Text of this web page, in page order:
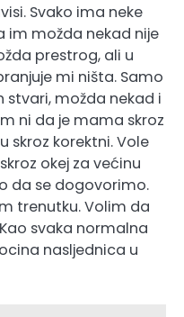
Svako ima neke
im možda nekad nije
prestrog, ali u
mi ništa. Samo
možda nekad i
ni da je mama skroz
skroz korektni. Vole
okej za većinu
da se dogovorimo.
trenutku. Volim da
svaka normalna
nasljednica u